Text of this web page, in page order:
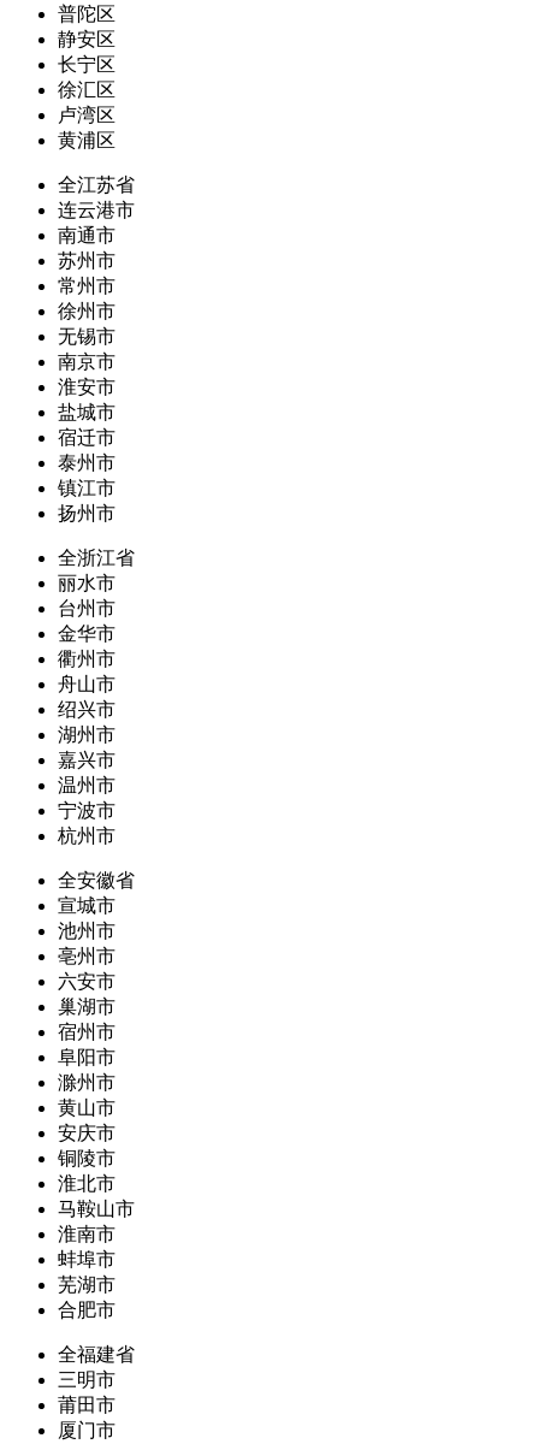
普陀区
静安区
长宁区
徐汇区
卢湾区
黄浦区
全江苏省
连云港市
南通市
苏州市
常州市
徐州市
无锡市
南京市
淮安市
盐城市
宿迁市
泰州市
镇江市
扬州市
全浙江省
丽水市
台州市
金华市
衢州市
舟山市
绍兴市
湖州市
嘉兴市
温州市
宁波市
杭州市
全安徽省
宣城市
池州市
亳州市
六安市
巢湖市
宿州市
阜阳市
滁州市
黄山市
安庆市
铜陵市
淮北市
马鞍山市
淮南市
蚌埠市
芜湖市
合肥市
全福建省
三明市
莆田市
厦门市